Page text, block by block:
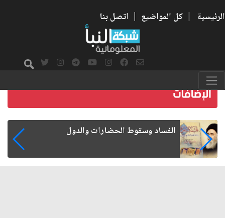
الرئيسية | كل المواضيع | اتصل بنا
رواتب الموظفين على صفيح ساخن